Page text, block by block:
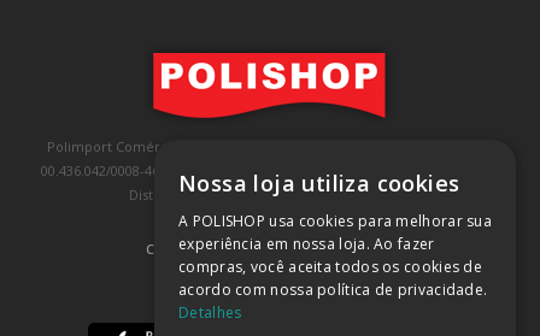
Polimport Comércio e Exportação LTDA, inscrita no CNPJ/MF sob o nº
00.436.042/0008-46, IE 407.458.707.103, com sede na Rua Kanebo, nº 175,
Distrito Industrial, Jundiaí/SP, CEP: 13213-090
COMPRA 100% SEGURA (SAIBA MAIS)
BAIXE NOSSO APP
Nossa loja utiliza cookies
A POLISHOP usa cookies para melhorar sua
experiência em nossa loja. Ao fazer
compras, você aceita todos os cookies de
acordo com nossa política de privacidade.
Detalhes